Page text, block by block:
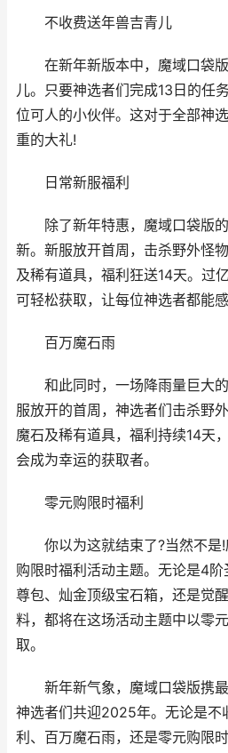
不收费送年兽吉青儿
在新年新版本中，魔域口袋版
儿。只要神选者们完成13日的任
位可人的小伙伴。这对于全部神
重的大礼!
日常新服福利
除了新年特惠，魔域口袋版的
新。新服放开首周，击杀野外怪
及稀有道具，福利狂送14天。过
可轻松获取，让每位神选者都能
百万魔石雨
和此同时，一场降雨量巨大的
服放开的首周，神选者们击杀野
魔石及稀有道具，福利持续14天
会成为幸运的获取者。
零元购限时福利
你以为这就结束了?当然不是!
购限时福利活动主题。无论是4
尊包、灿金顶级宝石箱，还是觉
料，都将在这场活动主题中以零
取。
新年新气象，魔域口袋版携最
神选者们共迎2025年。无论是不
利、百万魔石雨，还是零元购限